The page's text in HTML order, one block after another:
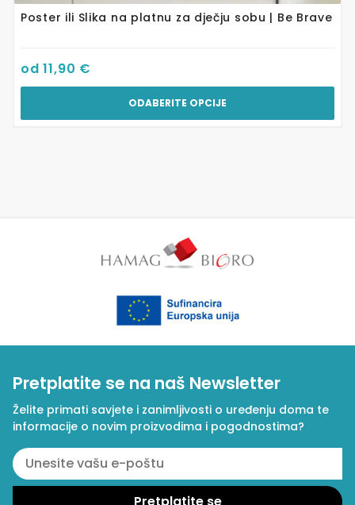
Poster ili Slika na platnu za dječju sobu | Be Brave
od11,90 €
ODABERITE OPCIJE
Pretplatite se na naš Newsletter
Želite primati savjete i zanimljivosti o uređenju doma te
informacije o novim proizvodima i pogodnostima?